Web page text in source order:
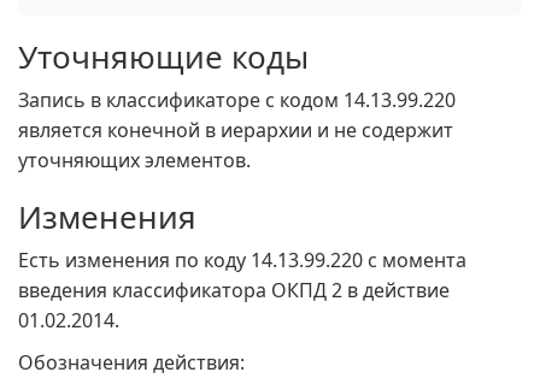
Уточняющие коды
Запись в классификаторе с кодом 14.13.99.220
является конечной в иерархии и не содержит
уточняющих элементов.
Изменения
Есть изменения по коду 14.13.99.220 c момента
введения классификатора ОКПД 2 в действие
01.02.2014.
Обозначения действия: